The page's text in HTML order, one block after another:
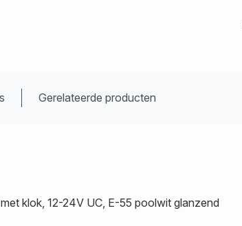
Gerelateerde producten
klok, 12-24V UC, E-55 poolwit glanzend